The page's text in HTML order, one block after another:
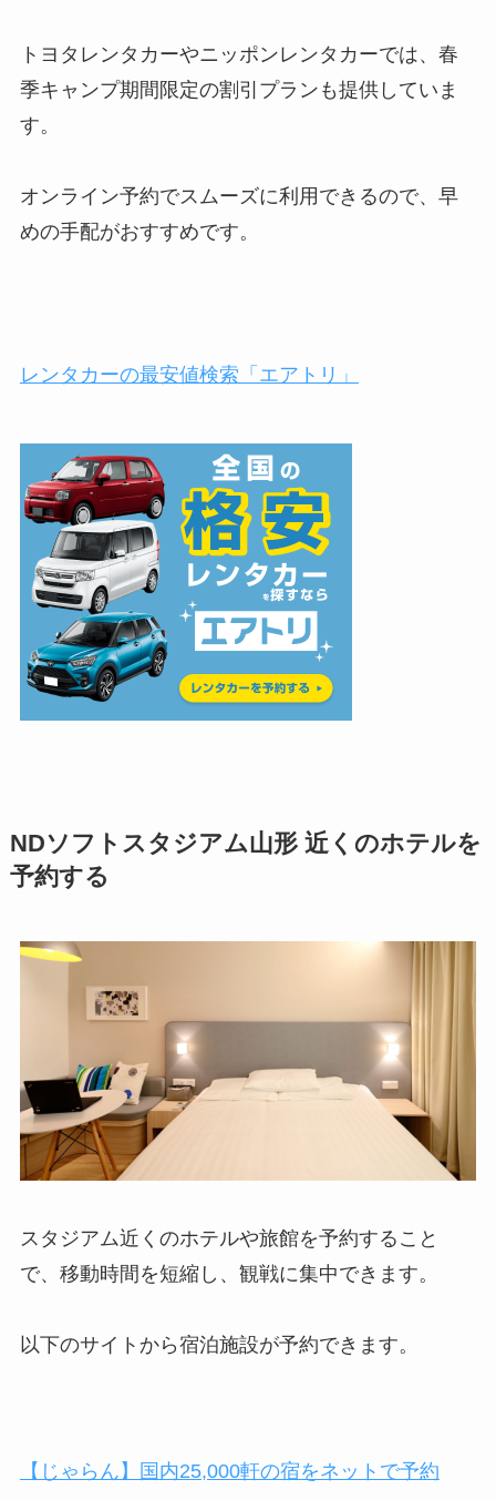
トヨタレンタカーやニッポンレンタカーでは、春
季キャンプ期間限定の割引プランも提供していま
す。
オンライン予約でスムーズに利用できるので、早
めの手配がおすすめです。
レンタカーの最安値検索「エアトリ」
NDソフトスタジアム山形近くのホテルを
予約する
スタジアム近くのホテルや旅館を予約すること
で、移動時間を短縮し、観戦に集中できます。
以下のサイトから宿泊施設が予約できます。
【じゃらん】国内25,000軒の宿をネットで予約